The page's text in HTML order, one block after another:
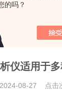
的吗？
仪适用于
08-27 点击